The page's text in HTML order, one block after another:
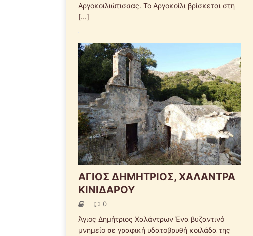
Αργοκοιλιώτισσας. Το Αργοκοίλι βρίσκεται στη
[...]
ΑΓΙΟΣ ΔΗΜΗΤΡΙΟΣ, ΧΑΛΑΝΤΡΑ
ΚΙΝΙΔΑΡΟΥ
0
Άγιος Δημήτριος Χαλάντρων Ένα βυζαντινό
μνημείο σε γραφική υδατοβρυθή κοιλάδα της